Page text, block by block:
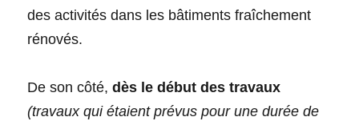
des activités dans les bâtiments fraîchement
rénovés.
De son côté,dès le début des travaux
(travaux qui étaient prévus pour une durée de